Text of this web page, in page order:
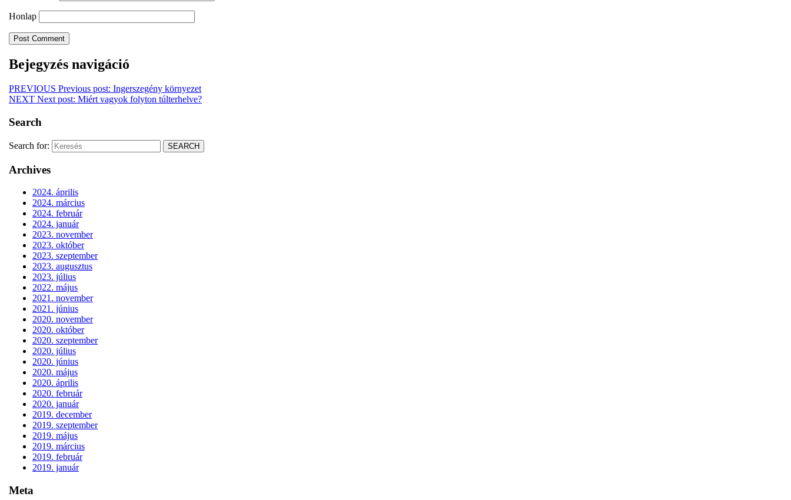
Honlap
Bejegyzés navigáció
PREVIOUS Previous post: Ingerszegény környezet
NEXT Next post: Miért vagyok folyton túlterhelve?
Search
Search for:
Archives
2024. április
2024. március
2024. február
2024. január
2023. november
2023. október
2023. szeptember
2023. augusztus
2023. július
2022. május
2021. november
2021. június
2020. november
2020. október
2020. szeptember
2020. július
2020. június
2020. május
2020. április
2020. február
2020. január
2019. december
2019. szeptember
2019. május
2019. március
2019. február
2019. január
Meta